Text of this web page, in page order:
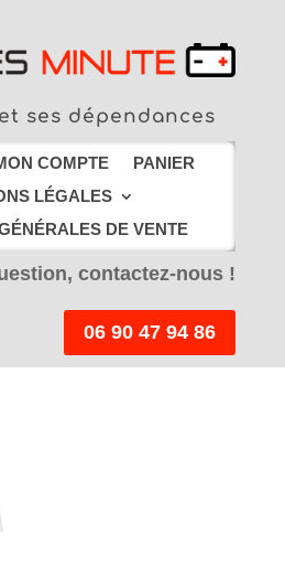
ses dépendances
COMPTE
PANIER
LÉGALES
DE VENTE
contactez-nous !
06 90 47 94 86